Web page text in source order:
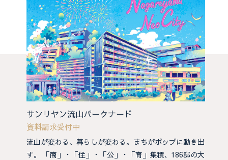
サンリヤン流山パークナード
資料請求受付中
流山が変わる、暮らしが変わる。まちがポップに動き出
す。 「商」・「住」・「公」・「育」集積、186邸の大